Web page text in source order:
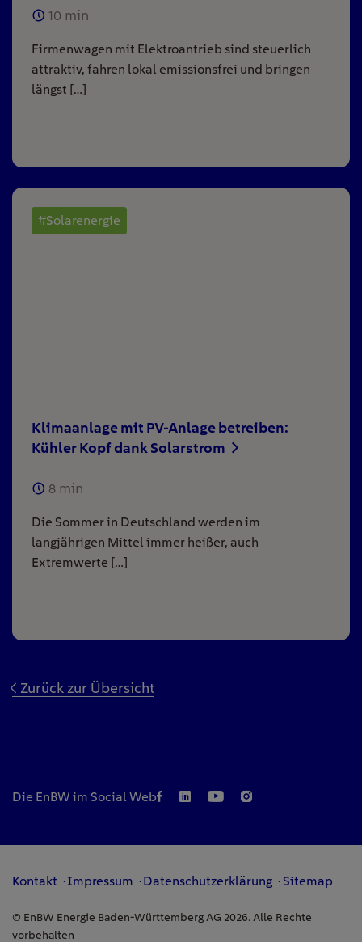
10 min
Firmenwagen mit Elektroantrieb sind steuerlich
attraktiv, fahren lokal emissionsfrei und bringen
längst […]
#Solarenergie
Klimaanlage mit PV-Anlage betreiben:
Kühler Kopf dank Solarstrom
8 min
Die Sommer in Deutschland werden im
langjährigen Mittel immer heißer, auch
Extremwerte […]
Zurück zur Übersicht
Die EnBW im Social Web
Kontakt Impressum Datenschutzerklärung Sitemap
© EnBW Energie Baden-Württemberg AG 2026. Alle Rechte
vorbehalten